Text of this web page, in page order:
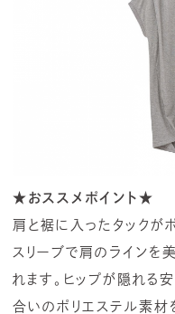
★おススメポイント★
肩と裾に入ったタックが
スリーブで肩のラインを
れます。ヒップが隠れる
合いのポリエステル素材